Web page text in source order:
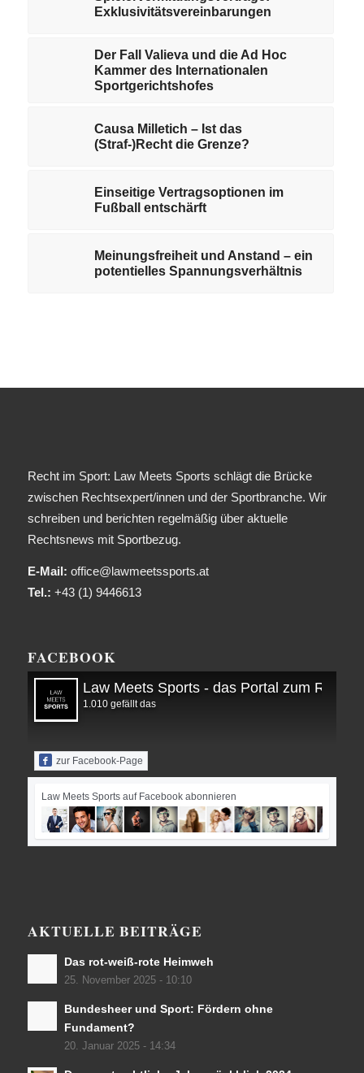
Exklusivitätsvereinbarungen
Der Fall Valieva und die Ad Hoc
Kammer des Internationalen
Sportgerichtshofes
Causa Milletich – Ist das
(Straf-)Recht die Grenze?
Einseitige Vertragsoptionen im
Fußball entschärft
Meinungsfreiheit und Anstand – ein
potentielles Spannungsverhältnis
Recht im Sport: Law Meets Sports schlägt die Brücke
zwischen Rechtsexpert/innen und der Sportbranche. Wir
schreiben und berichten regelmäßig über aktuelle
Rechtsnews mit Sportbezug.
E-Mail: office@lawmeetssports.at
Tel.: +43 (1) 9446613
FACEBOOK
Law Meets Sports - das Portal zum Recht
1.010 gefällt das
zur Facebook-Page
Law Meets Sports auf Facebook abonnieren
AKTUELLE BEITRÄGE
Das rot-weiß-rote Heimweh
25. November 2025 - 10:10
Bundesheer und Sport: Fördern ohne
Fundament?
20. Januar 2025 - 14:34